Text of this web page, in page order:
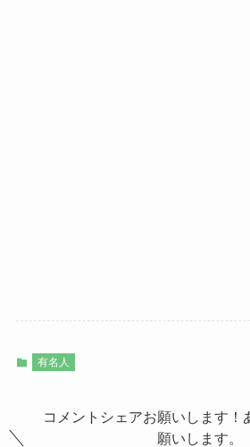
有名人
コメントシェアお願いします！
願いします。